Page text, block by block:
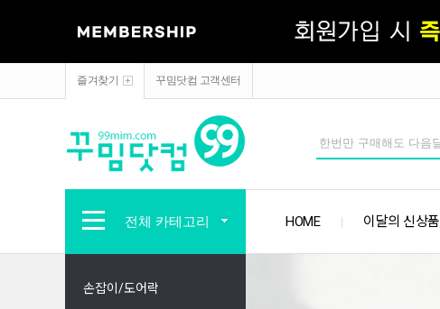
즐겨찾기 꾸밈닷컴 고객센터
전체 카테고리 HOME 이달의 신상품
손잡이/도어락